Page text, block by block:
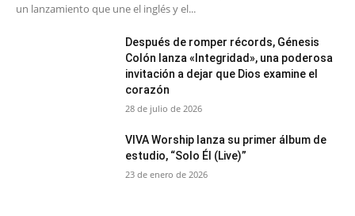
un lanzamiento que une el inglés y el...
Después de romper récords, Génesis
Colón lanza «Integridad», una poderosa
invitación a dejar que Dios examine el
corazón
28 de julio de 2026
VIVA Worship lanza su primer álbum de
estudio, “Solo Él (Live)”
23 de enero de 2026